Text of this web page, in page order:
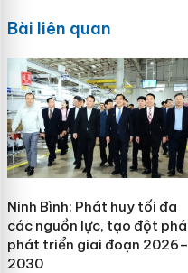
Bài liên quan
Ninh Bình: Phát huy tối đa
các nguồn lực, tạo đột phá
phát triển giai đoạn 2026–
2030